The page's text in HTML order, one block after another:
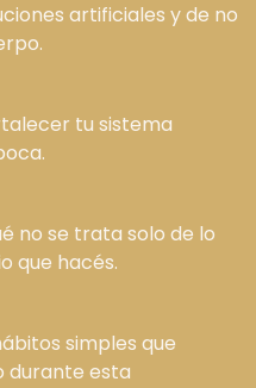
artificiales y de no
tu sistema
no se trata solo de lo
que hacés.
simples que
durante esta